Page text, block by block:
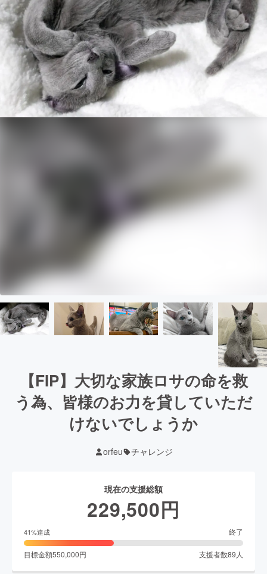
【FIP】大切な家族ロサの命を救
う為、皆様のお力を貸していただ
けないでしょうか
orfeu チャレンジ
現在の支援総額
229,500円
41%達成 終了
目標金額550,000円 支援者数89人